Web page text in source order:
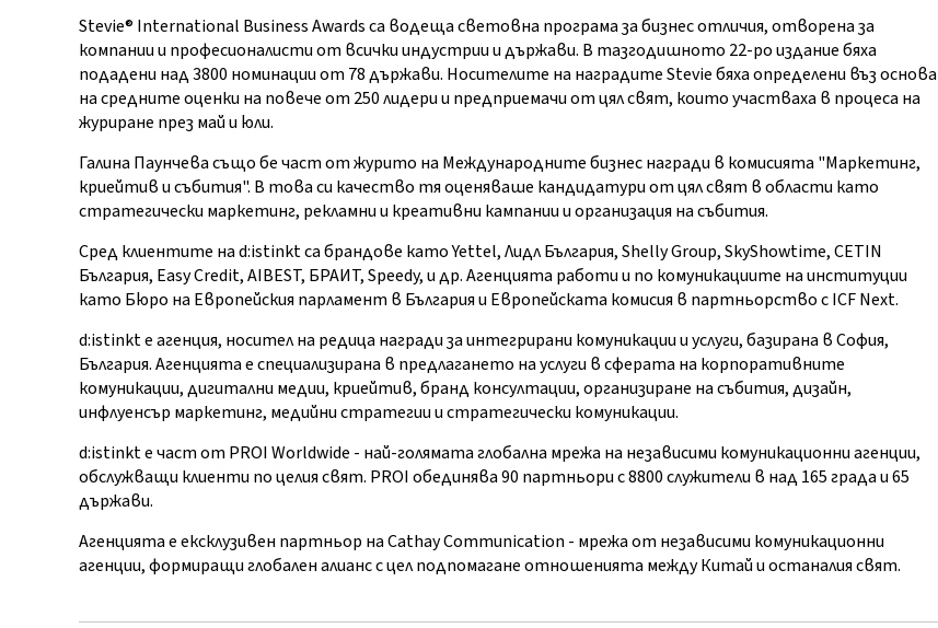
Stevie® International Business Awards са водеща световна програма за бизнес отличия, отворена за
компании и професионалисти от всички индустрии и държави. В тазгодишното 22-ро издание бяха
подадени над 3800 номинации от 78 държави. Носителите на наградите Stevie бяха определени въз основа
на средните оценки на повече от 250 лидери и предприемачи от цял свят, които участваха в процеса на
журиране през май и юли.
Галина Паунчева също бе част от журито на Международните бизнес награди в комисията "Маркетинг,
криейтив и събития". В това си качество тя оценяваше кандидатури от цял свят в области като
стратегически маркетинг, рекламни и креативни кампании и организация на събития.
Сред клиентите на d:istinkt са брандове като Yettel, Лидл България, Shelly Group, SkyShowtime, CETIN
България, Easy Credit, AIBEST, БРАИТ, Speedy, и др. Агенцията работи и по комуникациите на институции
като Бюро на Европейския парламент в България и Европейската комисия в партньорство с ICF Next.
d:istinkt е агенция, носител на редица награди за интегрирани комуникации и услуги, базирана в София,
България. Агенцията е специализирана в предлагането на услуги в сферата на корпоративните
комуникации, дигитални медии, криейтив, бранд консултации, организиране на събития, дизайн,
инфлуенсър маркетинг, медийни стратегии и стратегически комуникации.
d:istinkt е част от PROI Worldwide - най-голямата глобална мрежа на независими комуникационни агенции,
обслужващи клиенти по целия свят. PROI обединява 90 партньори с 8800 служители в над 165 града и 65
държави.
Агенцията е ексклузивен партньор на Cathay Communication - мрежа от независими комуникационни
агенции, формиращи глобален алианс с цел подпомагане отношенията между Китай и останалия свят.